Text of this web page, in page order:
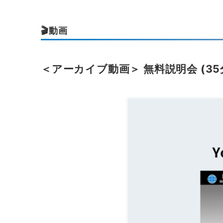
🎬動画
＜アーカイブ動画＞ 無料説明会